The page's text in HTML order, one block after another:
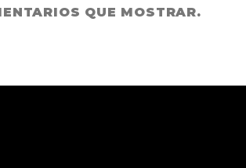
QUE MOSTRAR.